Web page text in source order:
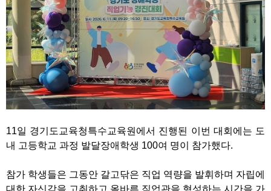
11일 경기도교육청특수교육원에서 진행된 이번 대회에는 도
내 고등학교 과정 발달장애학생 100여 명이 참가했다.
참가 학생들은 그동안 갈고닦은 직업 역량을 발휘하며 자립에
대한 자신감을 고취하고 올바른 직업관을 형성하는 시간을 가